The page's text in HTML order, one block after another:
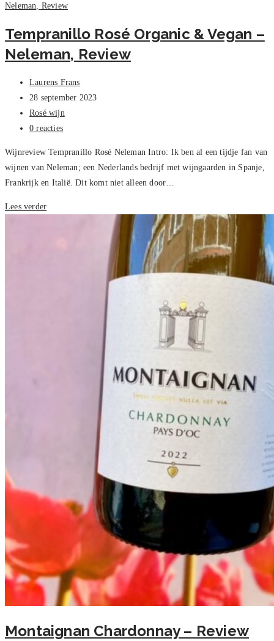
Chardonnay
Review
Tempranillo Rosé Organic & Vegan –
Neleman, Review
Bericht
auteur:
Laurens Frans
Bericht
gepubliceerd
op:
28 september 2023
Berichtcategorie:
Rosé wijn
Bericht
0 reacties
Wijnreview Tempranillo Rosé Neleman Intro: Ik ben al een tijdje fan van
wijnen van Neleman; een Nederlands bedrijf met wijngaarden in Spanje,
Frankrijk en Italië. Dit komt niet alleen door…
Lees verderTempranillo
Montaignan Chardonnay – Review